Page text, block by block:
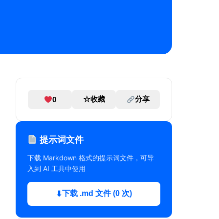
0 ☆收藏 分享
提示词文件
下载 Markdown 格式的提示词文件，可导
入到 AI 工具中使用
⬇下载 .md 文件 (0 次)